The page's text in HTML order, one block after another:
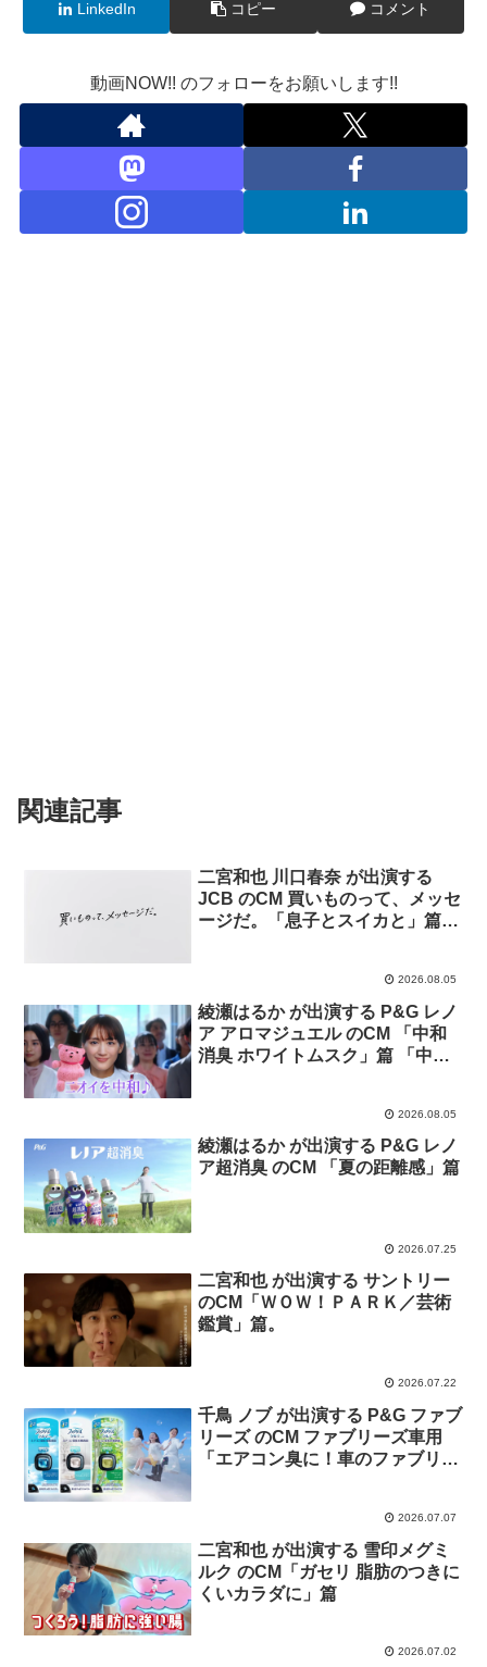
LinkedIn コピー コメント
動画NOW!! のフォローをお願いします!!
関連記事
二宮和也 川口春奈 が出演する
JCB のCM 買いものって、メッセ
ージだ。「息子とスイカと」篇
2026.08.05
綾瀬はるか が出演する P&G レノ
ア アロマジュエル のCM 「中和
消臭 ホワイトムスク」篇 「中和
2026.08.05
綾瀬はるか が出演する P&G レノ
ア超消臭 のCM 「夏の距離感」篇
2026.07.25
二宮和也 が出演する サントリー
のCM「ＷＯＷ！ＰＡＲＫ／芸術
鑑賞」篇。
2026.07.22
千鳥 ノブ が出演する P&G ファブ
リーズ のCM ファブリーズ車用
「エアコン臭に！車のファブリー
2026.07.07
二宮和也 が出演する 雪印メグミ
ルク のCM「ガセリ 脂肪のつきに
くいカラダに」篇
2026.07.02